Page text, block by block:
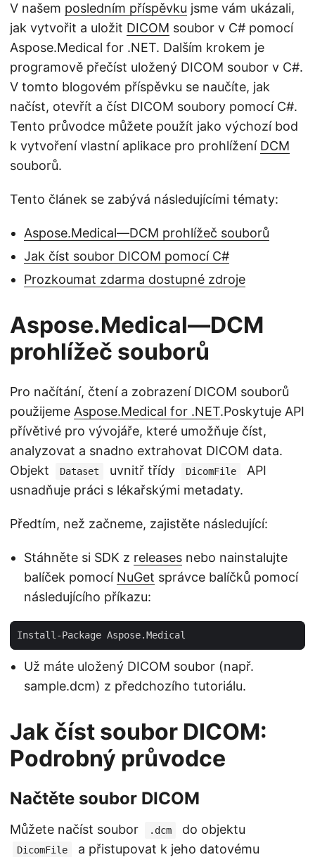
V našem posledním příspěvku jsme vám ukázali,
jak vytvořit a uložit DICOM soubor v C# pomocí
Aspose.Medical for .NET. Dalším krokem je
programově přečíst uložený DICOM soubor v C#.
V tomto blogovém příspěvku se naučíte, jak
načíst, otevřít a číst DICOM soubory pomocí C#.
Tento průvodce můžete použít jako výchozí bod
k vytvoření vlastní aplikace pro prohlížení DCM
souborů.
Tento článek se zabývá následujícími tématy:
Aspose.Medical—DCM prohlížeč souborů
Jak číst soubor DICOM pomocí C#
Prozkoumat zdarma dostupné zdroje
Aspose.Medical—DCM
prohlížeč souborů
Pro načítání, čtení a zobrazení DICOM souborů
použijeme Aspose.Medical for .NET.Poskytuje API
přívětivé pro vývojáře, které umožňuje číst,
analyzovat a snadno extrahovat DICOM data.
Objekt
Dataset uvnitř třídy DicomFile
API
usnadňuje práci s lékařskými metadaty.
Předtím, než začneme, zajistěte následující:
Stáhněte si SDK z releases nebo nainstalujte
balíček pomocí NuGet správce balíčků pomocí
následujícího příkazu:
Už máte uložený DICOM soubor (např.
sample.dcm) z předchozího tutoriálu.
Jak číst soubor DICOM:
Podrobný průvodce
Načtěte soubor DICOM
Můžete načíst soubor .dcm do objektu
DicomFile
a přistupovat k jeho datovému